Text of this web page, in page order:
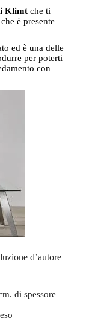
Klimt che ti
è presente
ed è una delle
per poterti
con
d’autore
di spessore